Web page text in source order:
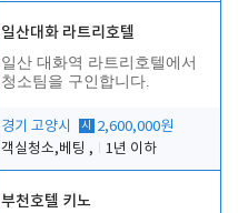
일산대화 라트리호텔
일산 대화역 라트리호텔에서
청소팀을 구인합니다.
경기 고양시 시
2,600,000원
객실청소,베팅 ,
1년 이하
부천호텔 키노